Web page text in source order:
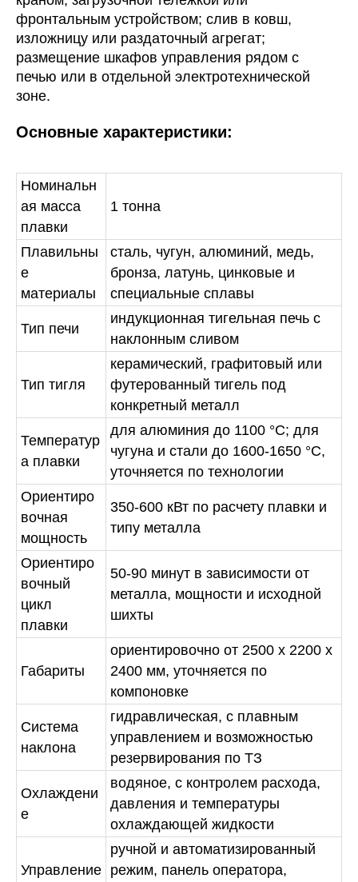
фронтальным устройством; слив в ковш,
изложницу или раздаточный агрегат;
размещение шкафов управления рядом с
печью или в отдельной электротехнической
зоне.
Основные характеристики:
Номинальн
ая масса
плавки
1 тонна
Плавильны
е
материалы
сталь, чугун, алюминий, медь,
бронза, латунь, цинковые и
специальные сплавы
Тип печи
индукционная тигельная печь с
наклонным сливом
Тип тигля
керамический, графитовый или
футерованный тигель под
конкретный металл
Температур
а плавки
для алюминия до 1100 °C; для
чугуна и стали до 1600-1650 °C,
уточняется по технологии
Ориентиро
вочная
мощность
350-600 кВт по расчету плавки и
типу металла
Ориентиро
вочный
цикл
плавки
50-90 минут в зависимости от
металла, мощности и исходной
шихты
Габариты
ориентировочно от 2500 x 2200 x
2400 мм, уточняется по
компоновке
Система
наклона
гидравлическая, с плавным
управлением и возможностью
резервирования по ТЗ
Охлаждени
е
водяное, с контролем расхода,
давления и температуры
охлаждающей жидкости
Управление
ручной и автоматизированный
режим, панель оператора,